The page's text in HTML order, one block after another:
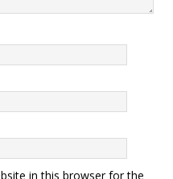
in this browser for the